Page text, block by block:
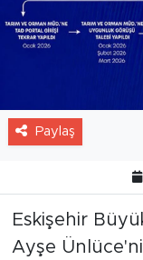
Paylaş
Eskişehir
Ayşe